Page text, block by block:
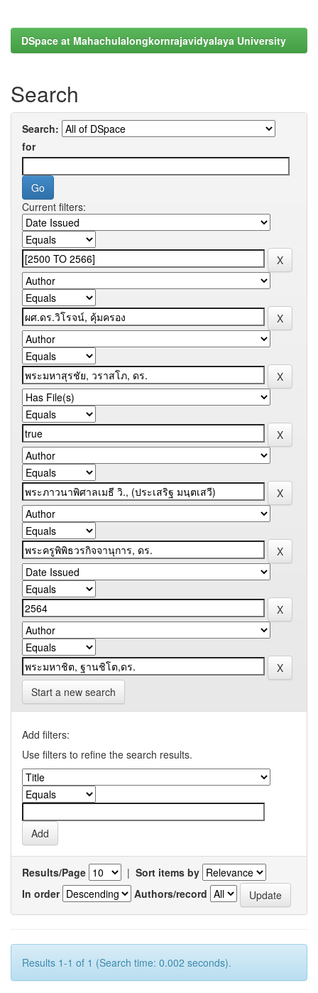
DSpace at Mahachulalongkornrajavidyalaya University
Search
Search:
for
Current filters:
Start a new search
Add filters:
Use filters to refine the search results.
Results/Page | Sort items by
In order
Authors/record
Results 1-1 of 1 (Search time: 0.002 seconds).